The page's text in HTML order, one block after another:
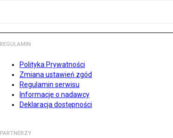
REGULAMIN
Polityka Prywatności
Zmiana ustawień zgód
Regulamin serwisu
Informacje o nadawcy
Deklaracja dostępności
PARTNERZY